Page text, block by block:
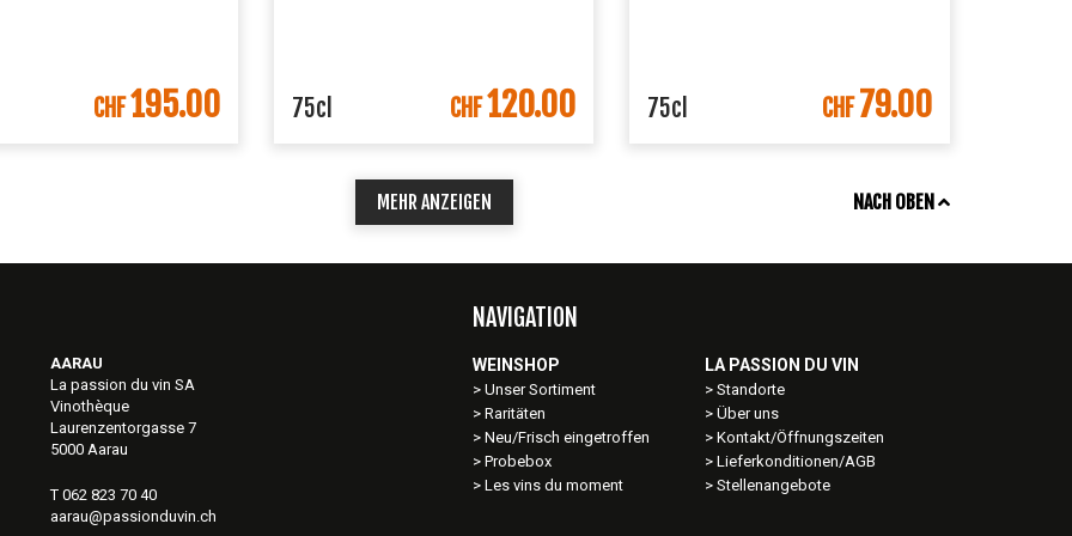
IN DEN WARENKORB
CHF195.00 IN DEN WARENKORB
75cl CHF120.00 IN DEN WARENKORB
75cl CHF79.00
MEHR ANZEIGEN NACH OBEN
AARAU
La passion du vin SA
Vinothèque
Laurenzentorgasse 7
5000 Aarau
T 062 823 70 40
aarau@passionduvin.ch
NAVIGATION
WEINSHOP
Unser Sortiment
Raritäten
Neu/Frisch eingetroffen
Probebox
Les vins du moment
LA PASSION DU VIN
Standorte
Über uns
Kontakt/Öffnungszeiten
Lieferkonditionen/AGB
Stellenangebote